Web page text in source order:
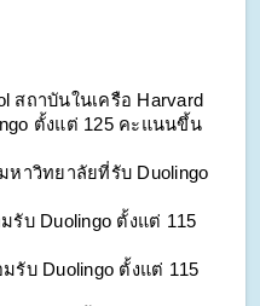
สถาบันในเครือ Harvard
ตั้งแต่ 125 คะแนนขึ้น
หาวิทยาลัยที่รับ Duolingo
รับ Duolingo ตั้งแต่ 115
รับ Duolingo ตั้งแต่ 115